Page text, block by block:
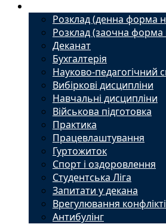
Розклад (денна форма
Розклад (заочна
Деканат
Бухгалтерія
Науково-педагогічний
Вибіркові дисципліни
Навчальні дисципліни
Військова підготовка
Практика
Працевлаштування
Гуртожиток
Спорт і оздоровлення
Студентська Ліга
Запитати у декана
Врегулювання
Антибулінг